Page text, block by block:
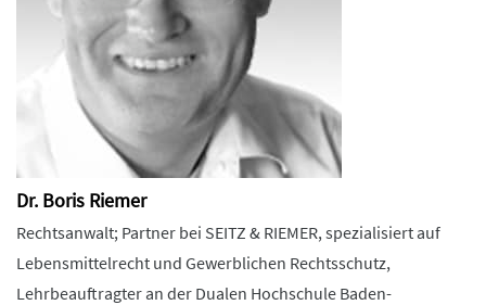
Dr. Boris Riemer
Rechtsanwalt; Partner bei SEITZ & RIEMER, spezialisiert auf
Lebensmittelrecht und Gewerblichen Rechtsschutz,
Lehrbeauftragter an der Dualen Hochschule Baden-